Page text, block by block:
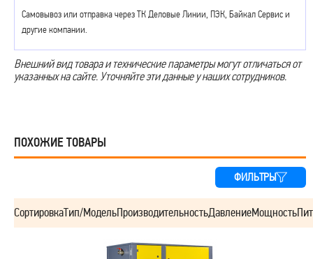
Самовывоз или отправка через ТК Деловые Линии, ПЭК, Байкал Сервис и
другие компании.
Внешний вид товара и технические параметры могут отличаться от
указанных на сайте. Уточняйте эти данные у наших сотрудников.
ПОХОЖИЕ ТОВАРЫ
ФИЛЬТРЫ
СортировкаТип/МодельПроизводительностьДавлениеМощность